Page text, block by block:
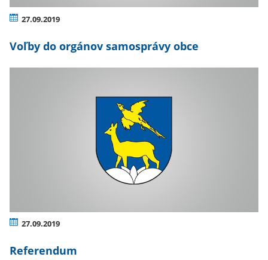
27.09.2019
Voľby do orgánov samosprávy obce
27.09.2019
Referendum